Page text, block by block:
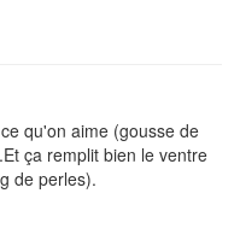
qu'on aime (gousse de
ça remplit bien le ventre
de perles).